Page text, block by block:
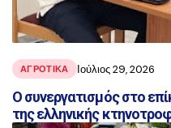
ΑΓΡΟΤΙΚΑ Ιούλιος 29, 2026
Ο συνεργατισμός στο
της ελληνικής